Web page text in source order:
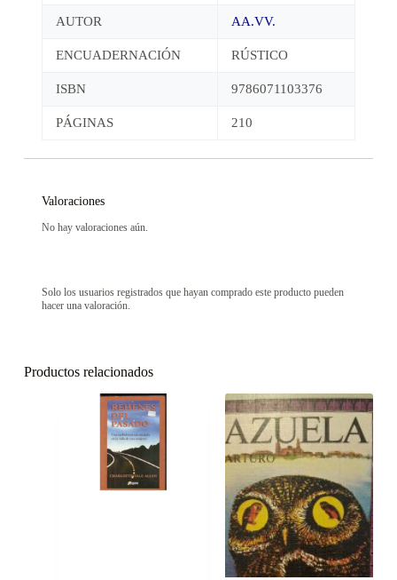
AUTOR AA.VV.
ENCUADERNACIÓN RÚSTICO
ISBN 9786071103376
PÁGINAS 210
Valoraciones
No hay valoraciones aún.
Solo los usuarios registrados que hayan comprado este producto pueden
hacer una valoración.
Productos relacionados